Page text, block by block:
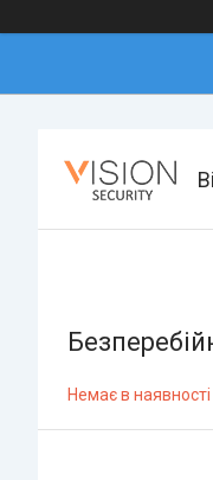
Немає в наявності